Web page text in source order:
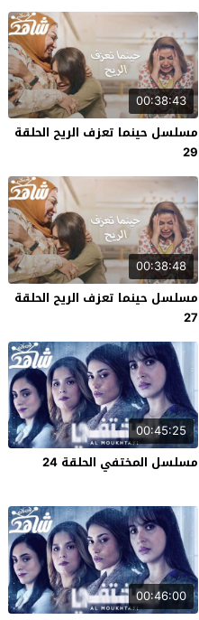
00:38:43
مسلسل حينما تعزف الريح الحلقة
29
00:38:48
مسلسل حينما تعزف الريح الحلقة
27
00:45:25
مسلسل المختفي الحلقة 24
00:46:00